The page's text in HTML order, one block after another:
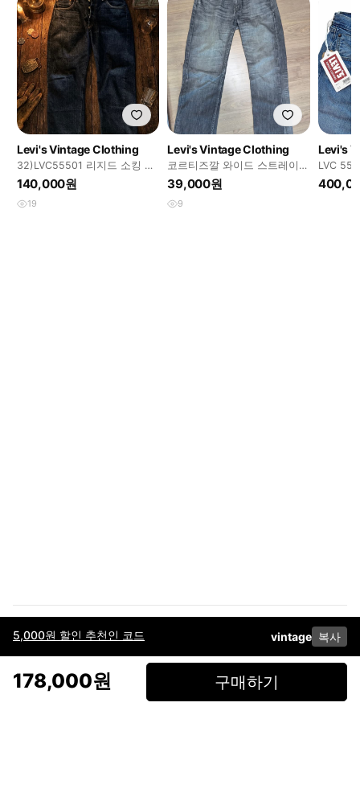
5,000원 할인 추천인 코드 vintage 복사
178,000원 구매하기
Levi's Vintage Clothing
32)LVC55501 리지드 소킹 수
선
140,000원
19
Levi's Vintage Clothing
코르티즈깔 와이드 스트레이트
리바이스 523
39,000원
9
Levi's
LVC
34x30
이용약관고객센터판매개인정보 처리방침사업자 정보다운로드
페이스북